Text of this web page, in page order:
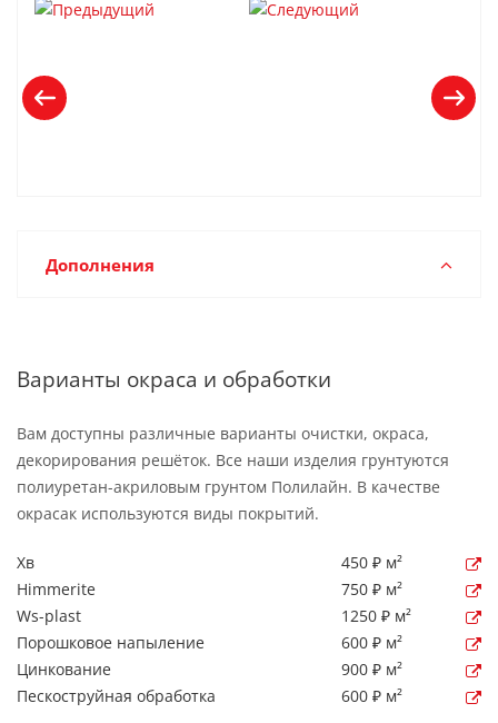
Дополнения
Варианты окраса и обработки
Вам доступны различные варианты очистки, окраса,
декорирования решёток. Все наши изделия грунтуются
полиуретан-акриловым грунтом Полилайн. В качестве
окрасак используются виды покрытий.
Хв
450 ₽ м²
Himmerite
750 ₽ м²
Ws-plast
1250 ₽ м²
Порошковое напыление
600 ₽ м²
Цинкование
900 ₽ м²
Пескоструйная обработка
600 ₽ м²